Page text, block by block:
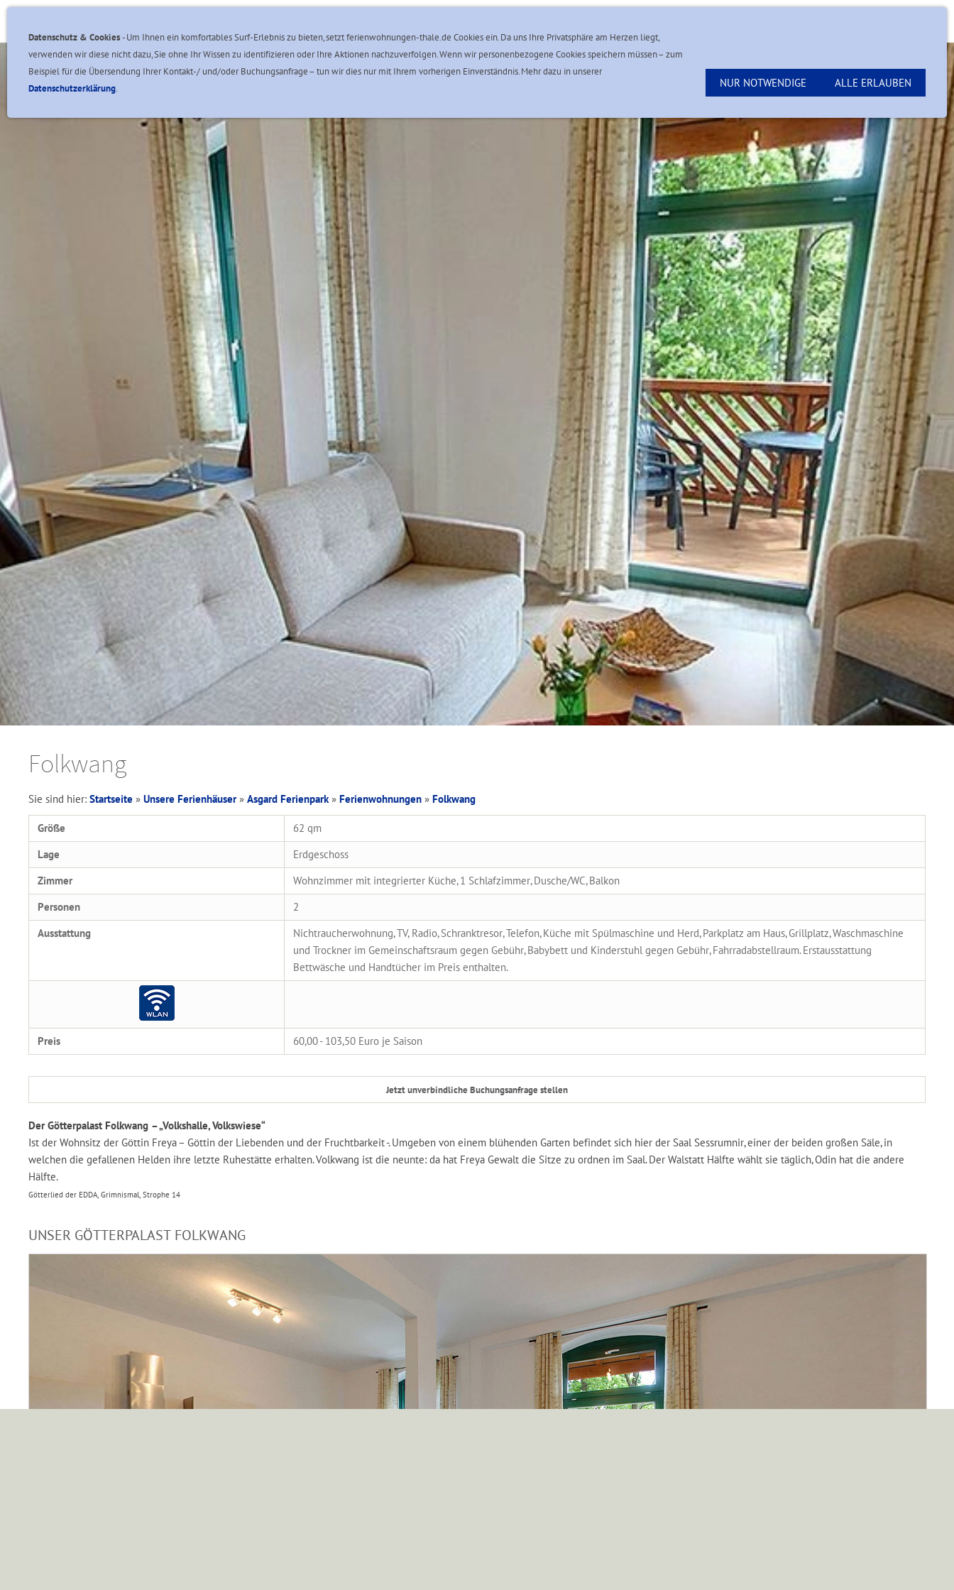
Folkwang
Sie sind hier: Startseite » Unsere Ferienhäuser» Asgard Ferienpark» Ferienwohnungen » Folkwang
Größe
62 qm
Lage
Erdgeschoss
Zimmer
Wohnzimmer mit integrierter Küche, 1 Schlafzimmer, Dusche/WC, Balkon
Personen
2
Ausstattung
Nichtraucherwohnung, TV, Radio, Schranktresor, Telefon, Küche mit Spülmaschine und Herd, Parkplatz am Haus, Grillplatz, Waschmaschine
und Trockner im Gemeinschaftsraum gegen Gebühr, Babybett und Kinderstuhl gegen Gebühr, Fahrradabstellraum. Erstausstattung
Bettwäsche und Handtücher im Preis enthalten.
Preis 60,00 - 103,50 Euro je Saison
Jetzt unverbindliche Buchungsanfrage stellen
Der Götterpalast Folkwang – „Volkshalle, Volkswiese“
Ist der Wohnsitz der Göttin Freya – Göttin der Liebenden und der Fruchtbarkeit -. Umgeben von einem blühenden Garten befindet sich hier der Saal Sessrumnir, einer der beiden großen Säle, in
welchen die gefallenen Helden ihre letzte Ruhestätte erhalten. Volkwang ist die neunte: da hat Freya Gewalt die Sitze zu ordnen im Saal. Der Walstatt Hälfte wählt sie täglich, Odin hat die andere
Hälfte.
Götterlied der EDDA, Grimnismal, Strophe 14
UNSER GÖTTERPALAST FOLKWANG
Datenschutz & Cookies- Um Ihnen ein komfortables Surf-Erlebnis zu bieten, setzt ferienwohnungen-thale.de Cookies ein. Da uns Ihre Privatsphäre am Herzen liegt,
verwenden wir diese nicht dazu, Sie ohne Ihr Wissen zu identifizieren oder Ihre Aktionen nachzuverfolgen. Wenn wir personenbezogene Cookies speichern müssen – zum
Beispiel für die Übersendung Ihrer Kontakt-/ und/oder Buchungsanfrage – tun wir dies nur mit Ihrem vorherigen Einverständnis. Mehr dazu in unserer
Datenschutzerklärung. NUR NOTWENDIGE ALLE ERLAUBEN